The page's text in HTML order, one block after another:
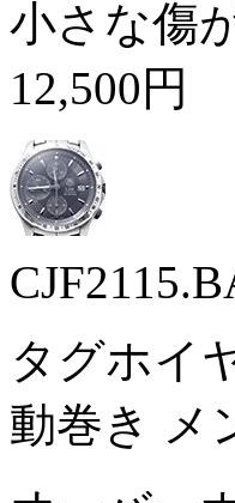
小さな傷
12,500円
タグホイ
動巻き メ